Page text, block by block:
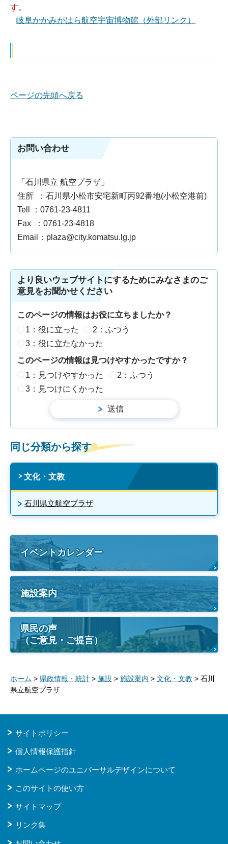
す。
岐阜かかみがはら航空宇宙博物館（外部リンク）
ページの先頭へ戻る
お問い合わせ
「石川県立 航空プラザ」
住所 ：石川県小松市安宅新町丙92番地(小松空港前)
Tell ：0761-23-4811
Fax ：0761-23-4818
Email：plaza@city.komatsu.lg.jp
より良いウェブサイトにするためにみなさまのご
意見をお聞かせください
このページの情報はお役に立ちましたか？
1：役に立った
2：ふつう
3：役に立たなかった
このページの情報は見つけやすかったですか？
1：見つけやすかった
2：ふつう
3：見つけにくかった
同じ分類から探す
文化・文教
石川県立航空プラザ
イベントカレンダー
施設案内
県民の声
（ご意見・ご提言）
ホーム > 県政情報・統計 > 施設 > 施設案内 > 文化・文教 > 石川
県立航空プラザ
サイトポリシー
個人情報保護指針
ホームページのユニバーサルデザインについて
このサイトの使い方
サイトマップ
リンク集